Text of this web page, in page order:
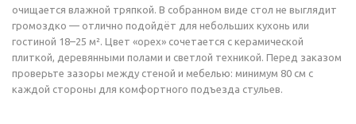
очищается влажной тряпкой. В собранном виде стол не выглядит
громоздко — отлично подойдёт для небольших кухонь или
гостиной 18–25 м². Цвет «орех» сочетается с керамической
плиткой, деревянными полами и светлой техникой. Перед заказом
проверьте зазоры между стеной и мебелью: минимум 80 см с
каждой стороны для комфортного подъезда стульев.